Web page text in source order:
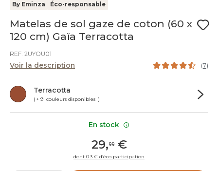
By Eminza Éco-responsable
Matelas de sol gaze de coton (60 x
120 cm) Gaïa Terracotta
REF. 2UYOU01
Voir la description (7)
Terracotta
( + 9 couleurs disponibles )
29,99€
dont 0.3 € d’éco participation